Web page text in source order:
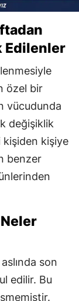
Edilenler
özel bir
vücudunda
değişiklik
kişiden kişiye
benzer
son
edilir. Bu